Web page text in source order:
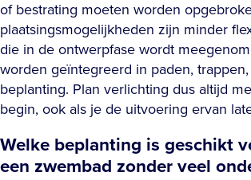
of bestrating moeten worden
plaatsingsmogelijkheden zijn minder
die in de ontwerpfase wordt
worden geïntegreerd in paden,
beplanting. Plan verlichting dus altijd
begin, ook als je de uitvoering ervan
Welke beplanting is geschikt
een zwembad zonder veel